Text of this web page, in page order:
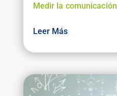
Medir la comunicación
Leer Más